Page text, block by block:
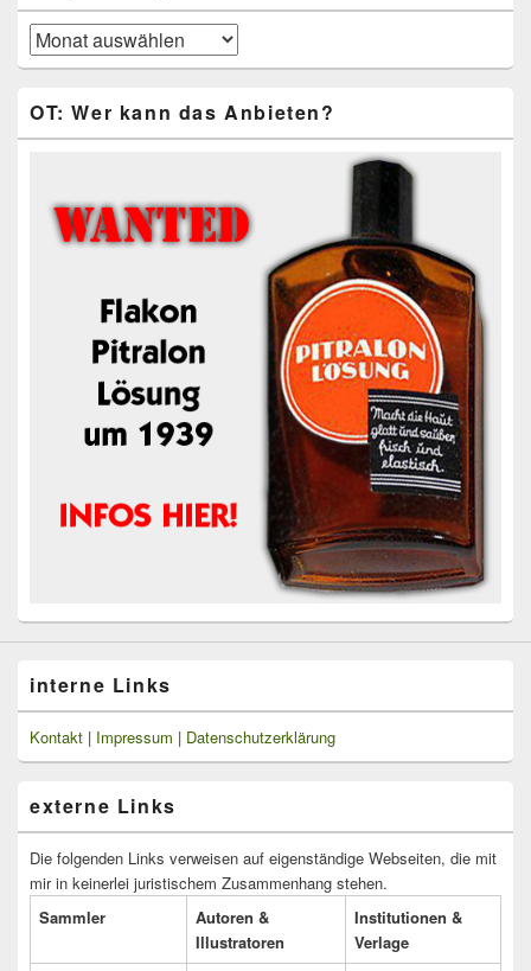
Blog-
Beiträge
OT: Wer kann das Anbieten?
interne Links
Kontakt | Impressum | Datenschutzerklärung
externe Links
Die folgenden Links verweisen auf eigenständige Webseiten, die mit
mir in keinerlei juristischem Zusammenhang stehen.
Sammler
Autoren &
Illustratoren
Institutionen &
Verlage